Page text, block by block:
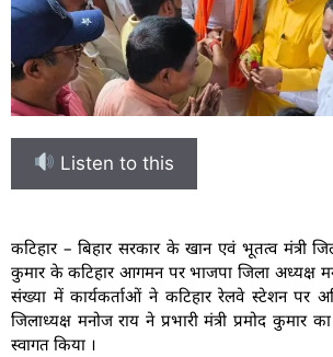
Listen to this
कटिहार – बिहार सरकार के खान एवं भूतत्व मंत्री जिला
कुमार के कटिहार आगमन पर भाजपा जिला अध्यक्ष
संख्या में कार्यकर्ताओं ने कटिहार रेलवे स्टेशन पर
जिलाध्यक्ष मनोज राय ने प्रभारी मंत्री प्रमोद कुमार
स्वागत किया ।